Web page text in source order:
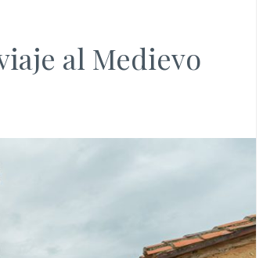
al Medievo